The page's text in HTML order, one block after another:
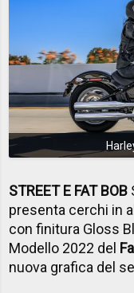
STREET E FAT BOB
presenta cerchi in
con finitura Gloss
Modello 2022 del
nuova grafica del